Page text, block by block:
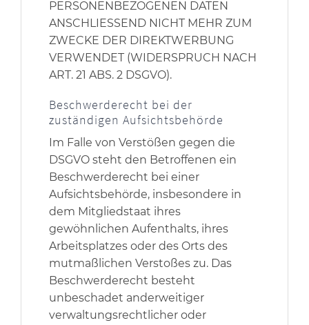
PERSONENBEZOGENEN DATEN
ANSCHLIESSEND NICHT MEHR ZUM
ZWECKE DER DIREKTWERBUNG
VERWENDET (WIDERSPRUCH NACH
ART. 21 ABS. 2 DSGVO).
Beschwerde­recht bei der
zuständigen Aufsichts­behörde
Im Falle von Verstößen gegen die
DSGVO steht den Betroffenen ein
Beschwerderecht bei einer
Aufsichtsbehörde, insbesondere in
dem Mitgliedstaat ihres
gewöhnlichen Aufenthalts, ihres
Arbeitsplatzes oder des Orts des
mutmaßlichen Verstoßes zu. Das
Beschwerderecht besteht
unbeschadet anderweitiger
verwaltungsrechtlicher oder